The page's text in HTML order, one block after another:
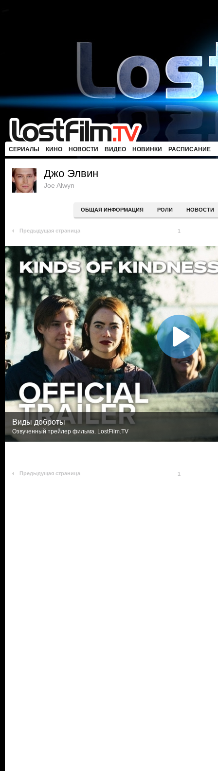
СЕРИАЛЫ КИНО НОВОСТИ ВИДЕО НОВИНКИ РАСПИСАНИЕ
Джо Элвин
Joe Alwyn
ОБЩАЯ ИНФОРМАЦИЯ РОЛИ НОВОСТИ
Предыдущая страница 1
Виды доброты
Озвученный трейлер фильма. LostFilm.TV
Предыдущая страница 1